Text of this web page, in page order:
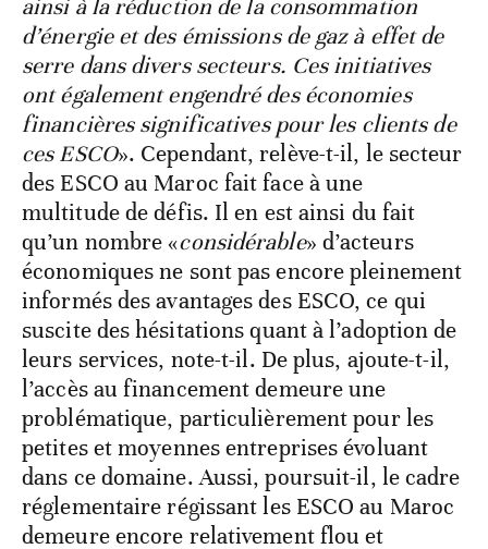
ainsi à la réduction de la consommation
d’énergie et des émissions de gaz à effet de
serre dans divers secteurs. Ces initiatives
ont également engendré des économies
financières significatives pour les clients de
ces ESCO». Cependant, relève-t-il, le secteur
des ESCO au Maroc fait face à une
multitude de défis. Il en est ainsi du fait
qu’un nombre «considérable» d’acteurs
économiques ne sont pas encore pleinement
informés des avantages des ESCO, ce qui
suscite des hésitations quant à l’adoption de
leurs services, note-t-il. De plus, ajoute-t-il,
l’accès au financement demeure une
problématique, particulièrement pour les
petites et moyennes entreprises évoluant
dans ce domaine. Aussi, poursuit-il, le cadre
réglementaire régissant les ESCO au Maroc
demeure encore relativement flou et